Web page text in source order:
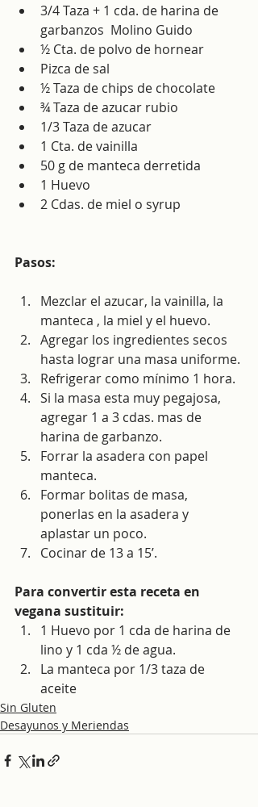
3/4 Taza + 1 cda. de harina de
garbanzos  Molino Guido
½ Cta. de polvo de hornear
Pizca de sal
½ Taza de chips de chocolate
¾ Taza de azucar rubio
1/3 Taza de azucar
1 Cta. de vainilla
50 g de manteca derretida
1 Huevo
2 Cdas. de miel o syrup
Pasos:
Mezclar el azucar, la vainilla, la
manteca , la miel y el huevo.
Agregar los ingredientes secos
hasta lograr una masa uniforme.
Refrigerar como mínimo 1 hora.
Si la masa esta muy pegajosa,
agregar 1 a 3 cdas. mas de
harina de garbanzo.
Forrar la asadera con papel
manteca.
Formar bolitas de masa,
ponerlas en la asadera y
aplastar un poco.
Cocinar de 13 a 15’.
Para convertir esta receta en
vegana sustituir:
1 Huevo por 1 cda de harina de
lino y 1 cda ½ de agua.
La manteca por 1/3 taza de
aceite
Sin Gluten
Desayunos y Meriendas